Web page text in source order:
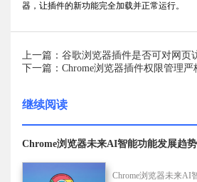
器，让插件的新功能完全加载并正常运行。
上一篇：谷歌浏览器插件是否可对网页
下一篇：Chrome浏览器插件权限管理严
继续阅读
Chrome浏览器未来AI智能功能发展趋
Chrome浏览器未来AI